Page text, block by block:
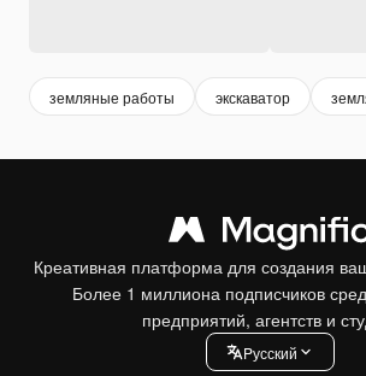
земляные работы экскаватор
Креативная платформа для создания
Более 1 миллиона подписчиков
предприятий, агентств и
Pусский